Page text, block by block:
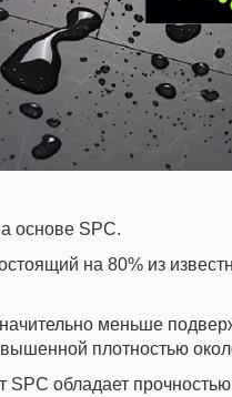
основе SPC.
на 80% из
меньше
плотностью
обладает